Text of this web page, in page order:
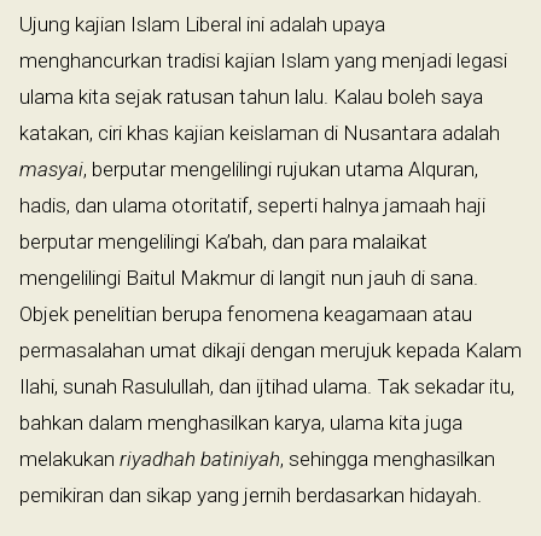
Ujung kajian Islam Liberal ini adalah upaya
menghancurkan tradisi kajian Islam yang menjadi legasi
ulama kita sejak ratusan tahun lalu. Kalau boleh saya
katakan, ciri khas kajian keislaman di Nusantara adalah
masyai, berputar mengelilingi rujukan utama Alquran,
hadis, dan ulama otoritatif, seperti halnya jamaah haji
berputar mengelilingi Ka’bah, dan para malaikat
mengelilingi Baitul Makmur di langit nun jauh di sana.
Objek penelitian berupa fenomena keagamaan atau
permasalahan umat dikaji dengan merujuk kepada Kalam
Ilahi, sunah Rasulullah, dan ijtihad ulama. Tak sekadar itu,
bahkan dalam menghasilkan karya, ulama kita juga
melakukan riyadhah batiniyah, sehingga menghasilkan
pemikiran dan sikap yang jernih berdasarkan hidayah.